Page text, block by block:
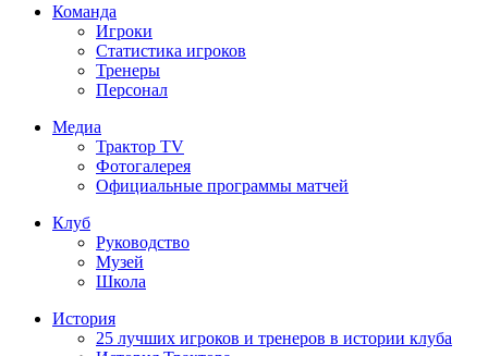
Команда
Игроки
Статистика игроков
Тренеры
Персонал
Медиа
Трактор TV
Фотогалерея
Официальные программы матчей
Клуб
Руководство
Музей
Школа
История
25 лучших игроков и тренеров в истории клуба